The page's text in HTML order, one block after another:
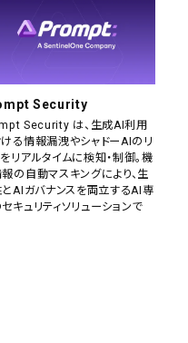
Security
Security は、生成AI利用
る情報漏洩やシャドーAIのリ
リアルタイムに検知・制御。機
の自動マスキングにより、生
AIガバナンスを両立するAI専
キュリティソリューションで